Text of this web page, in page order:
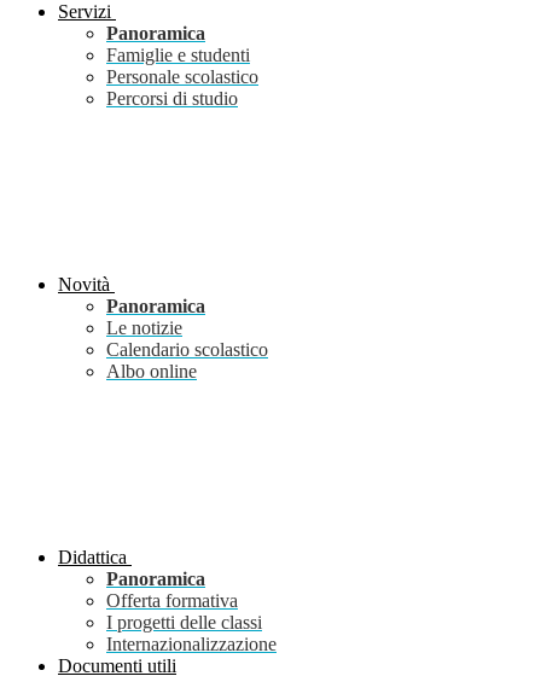
Servizi
Panoramica
Famiglie e studenti
Personale scolastico
Percorsi di studio
Novità
Panoramica
Le notizie
Calendario scolastico
Albo online
Didattica
Panoramica
Offerta formativa
I progetti delle classi
Internazionalizzazione
Documenti utili